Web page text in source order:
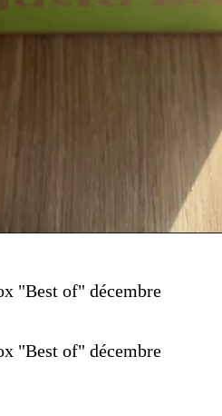
"Best of" décembre
"Best of" décembre